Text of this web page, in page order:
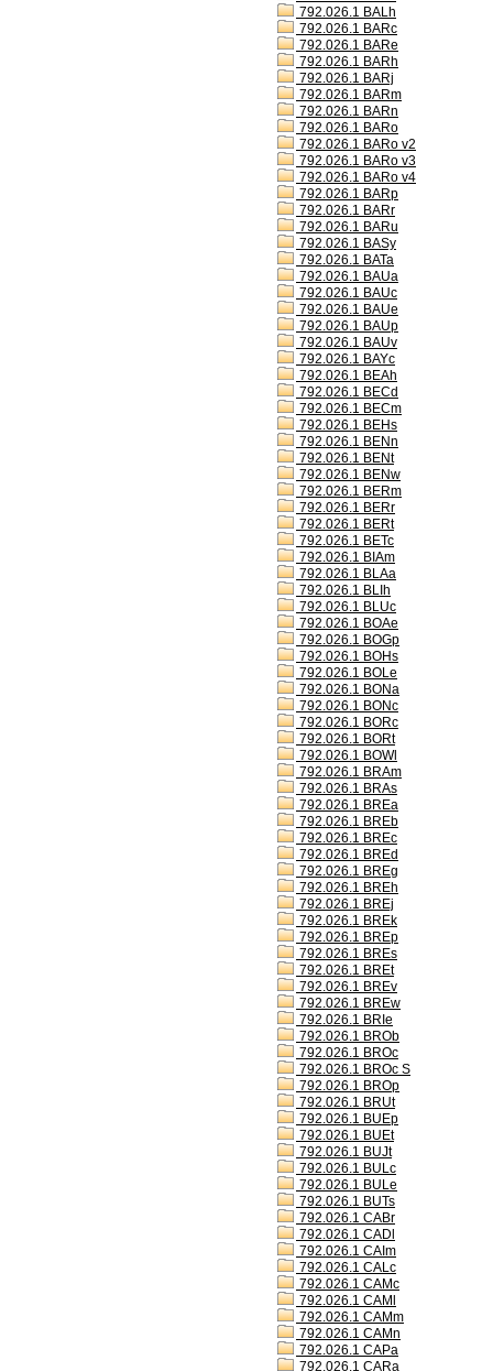
792.026.1 BALh
792.026.1 BARc
792.026.1 BARe
792.026.1 BARh
792.026.1 BARj
792.026.1 BARm
792.026.1 BARn
792.026.1 BARo
792.026.1 BARo v2
792.026.1 BARo v3
792.026.1 BARo v4
792.026.1 BARp
792.026.1 BARr
792.026.1 BARu
792.026.1 BASy
792.026.1 BATa
792.026.1 BAUa
792.026.1 BAUc
792.026.1 BAUe
792.026.1 BAUp
792.026.1 BAUv
792.026.1 BAYc
792.026.1 BEAh
792.026.1 BECd
792.026.1 BECm
792.026.1 BEHs
792.026.1 BENn
792.026.1 BENt
792.026.1 BENw
792.026.1 BERm
792.026.1 BERr
792.026.1 BERt
792.026.1 BETc
792.026.1 BIAm
792.026.1 BLAa
792.026.1 BLIh
792.026.1 BLUc
792.026.1 BOAe
792.026.1 BOGp
792.026.1 BOHs
792.026.1 BOLe
792.026.1 BONa
792.026.1 BONc
792.026.1 BORc
792.026.1 BORt
792.026.1 BOWl
792.026.1 BRAm
792.026.1 BRAs
792.026.1 BREa
792.026.1 BREb
792.026.1 BREc
792.026.1 BREd
792.026.1 BREg
792.026.1 BREh
792.026.1 BREj
792.026.1 BREk
792.026.1 BREp
792.026.1 BREs
792.026.1 BREt
792.026.1 BREv
792.026.1 BREw
792.026.1 BRIe
792.026.1 BROb
792.026.1 BROc
792.026.1 BROc S
792.026.1 BROp
792.026.1 BRUt
792.026.1 BUEp
792.026.1 BUEt
792.026.1 BUJt
792.026.1 BULc
792.026.1 BULe
792.026.1 BUTs
792.026.1 CABr
792.026.1 CADl
792.026.1 CAIm
792.026.1 CALc
792.026.1 CAMc
792.026.1 CAMl
792.026.1 CAMm
792.026.1 CAMn
792.026.1 CAPa
792.026.1 CARa